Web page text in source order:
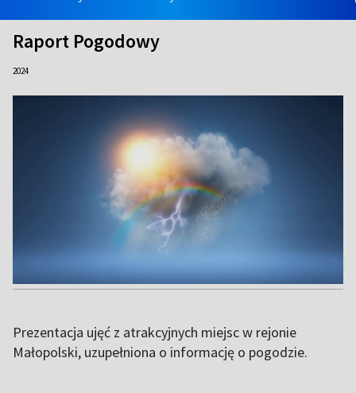
Raport Pogodowy
2024
Prezentacja ujęć z atrakcyjnych miejsc w rejonie
Małopolski, uzupełniona o informację o pogodzie.